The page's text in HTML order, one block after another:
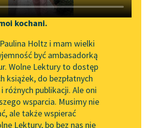
Zgłoś brak utworu
Narzędzia
Mapa Wolnych Lektur
Leśmianator
Przewodnik dla piszących i
czytających
kochani.
Holtz i mam wielki
być ambasadorką
Wolne Lektury to dostęp
książek, do bezpłatnych
różnych publikacji. Ale oni
wsparcia. Musimy nie
ale także wspierać
Lektury, bo bez nas nie
Tadeusz Dołęga-Mostowicz
Horn
Przez cienki fular
sukienki czuł ciepło jej
ciała, po wierzchu dłoni
wolniutko przesuwały
się smugi...